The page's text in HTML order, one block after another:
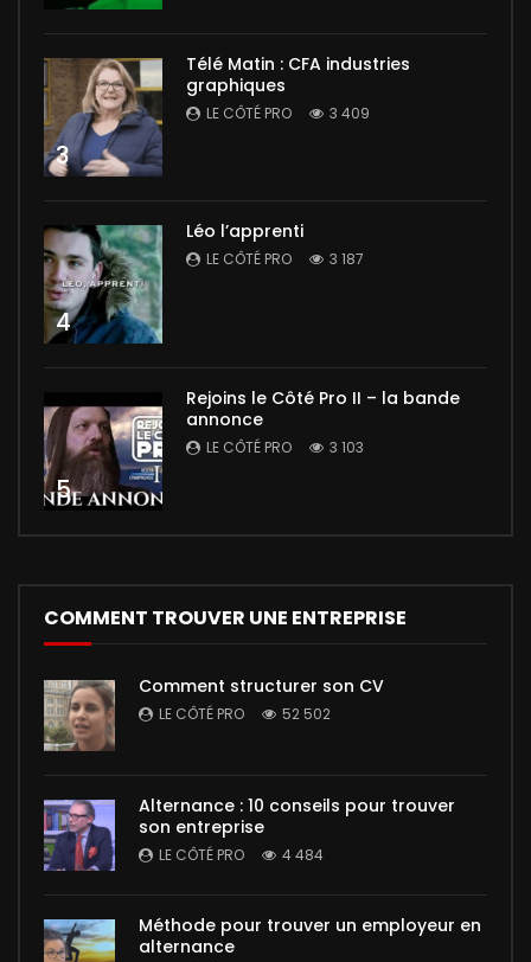
3
Télé Matin : CFA industries
graphiques
LE CÔTÉ PRO 3 409
4
Léo l’apprenti
LE CÔTÉ PRO 3 187
5
Rejoins le Côté Pro II – la bande
annonce
LE CÔTÉ PRO 3 103
COMMENT TROUVER UNE ENTREPRISE
Comment structurer son CV
LE CÔTÉ PRO 52 502
Alternance : 10 conseils pour trouver
son entreprise
LE CÔTÉ PRO 4 484
Méthode pour trouver un employeur en
alternance